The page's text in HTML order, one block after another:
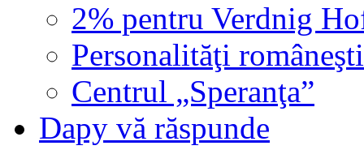
2% pentru Verdnig
Personalităţi româneşti
Centrul „Speranţa”
Dapy vă răspunde